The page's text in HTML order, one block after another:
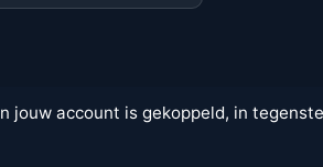
jouw account is gekoppeld, in